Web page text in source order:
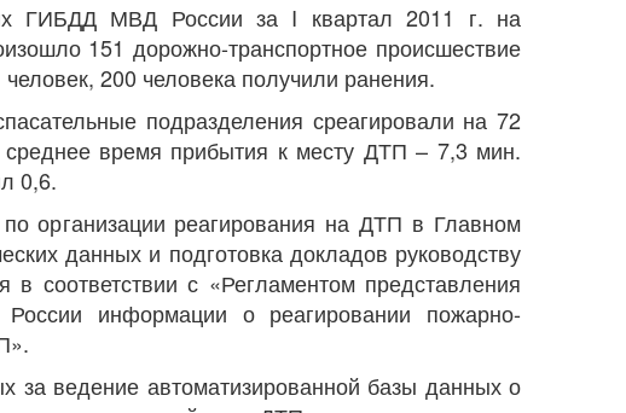
ГИБДД МВД России за I квартал 2011 г. на
151 дорожно-транспортное происшествие
200 человека получили ранения.
подразделения среагировали на 72
время прибытия к месту ДТП – 7,3 мин.
0,6.
организации реагирования на ДТП в Главном
данных и подготовка докладов руководству
соответствии с «Регламентом представления
информации о реагировании пожарно-
за ведение автоматизированной базы данных о